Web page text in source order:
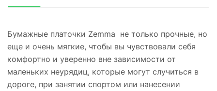
Бумажные платочки Zemma не только прочные, но
еще и очень мягкие, чтобы вы чувствовали себя
комфортно и уверенно вне зависимости от
маленьких неурядиц, которые могут случиться в
дороге, при занятии спортом или нанесении